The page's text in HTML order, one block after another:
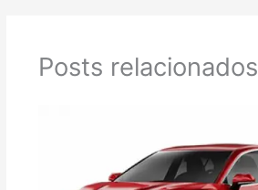
Posts relacionados